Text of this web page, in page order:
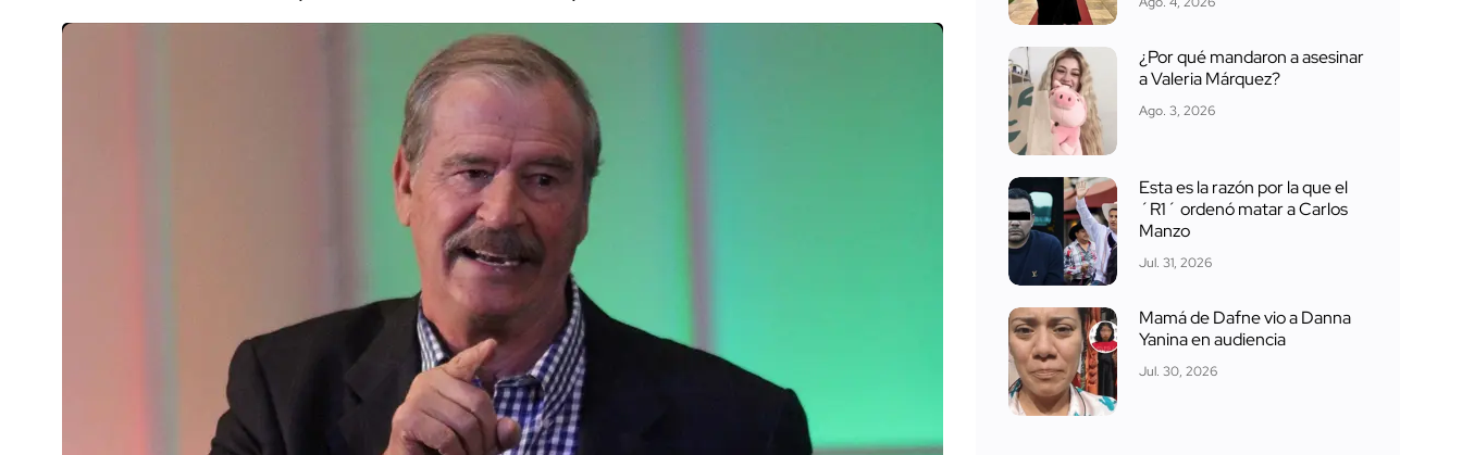
¿Por qué mandaron a asesinar
a Valeria Márquez?
Ago. 3, 2026
Esta es la razón por la que el
´R1´ ordenó matar a Carlos
Manzo
Jul. 31, 2026
Mamá de Dafne vio a Danna
Yanina en audiencia
Jul. 30, 2026